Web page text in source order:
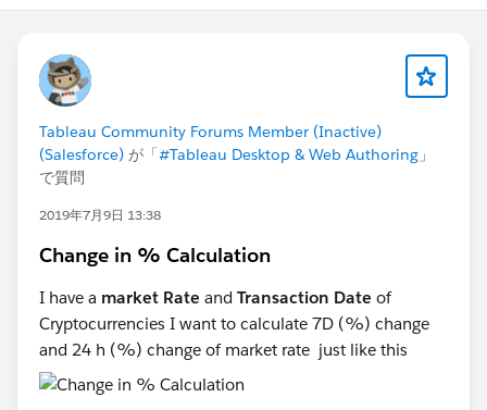
Tableau Community Forums Member (Inactive)
(Salesforce) が「#Tableau Desktop & Web Authoring 」
で質問
2019年7月9日 13:38
Change in % Calculation
I have a market Rate and Transaction Date of
Cryptocurrencies I want to calculate 7D (%) change
and 24 h (%) change of market rate just like this